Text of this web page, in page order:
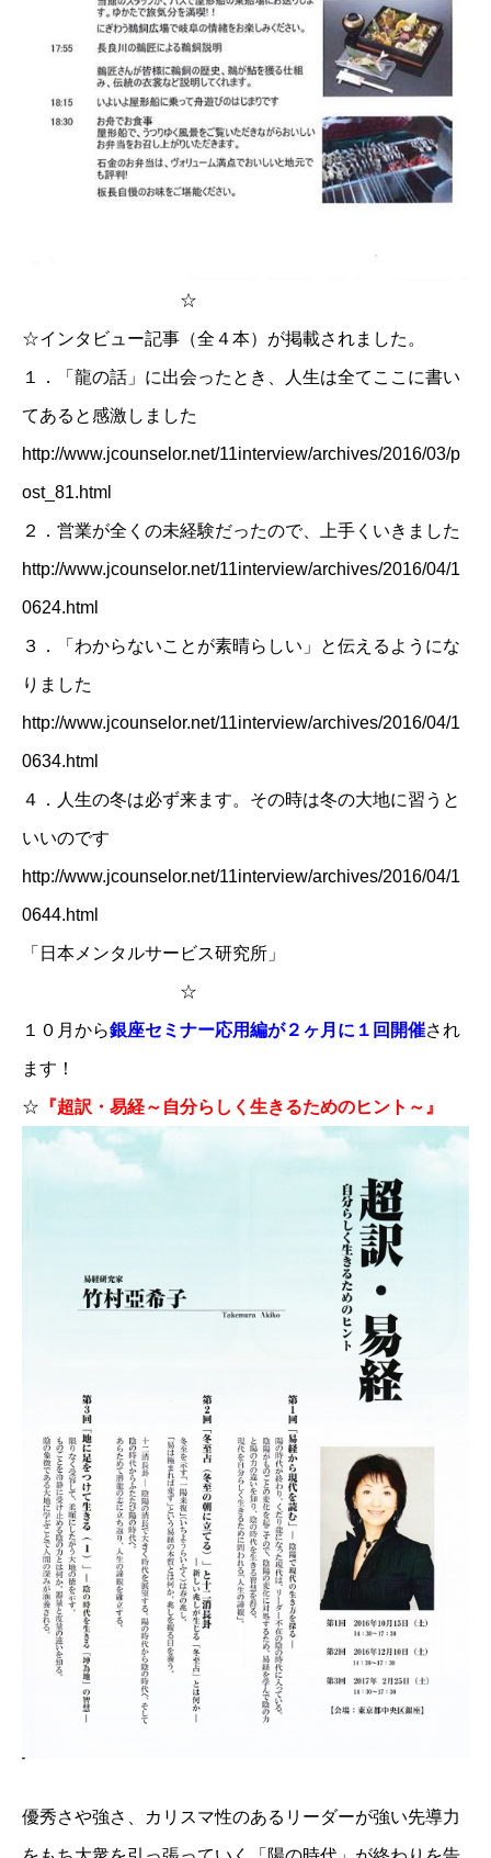
☆
☆インタビュー記事（全４本）が掲載されました。
１． 「龍の話」に出会ったとき、人生は全てここに書い
てあると感激しました
http://www.jcounselor.net/11interview/archives/2016/03/p
ost_81.html
２． 営業が全くの未経験だったので、上手くいきました
http://www.jcounselor.net/11interview/archives/2016/04/1
0624.html
３． 「わからないことが素晴らしい」と伝えるようにな
りました
http://www.jcounselor.net/11interview/archives/2016/04/1
0634.html
４． 人生の冬は必ず来ます。その時は冬の大地に習うと
いいのです
http://www.jcounselor.net/11interview/archives/2016/04/1
0644.html
「日本メンタルサービス研究所」
☆
１０月から銀座セミナー応用編が２ヶ月に１回開催され
ます！
☆ 『超訳・易経～自分らしく生きるためのヒント～』
優秀さや強さ、カリスマ性のあるリーダーが強い先導力